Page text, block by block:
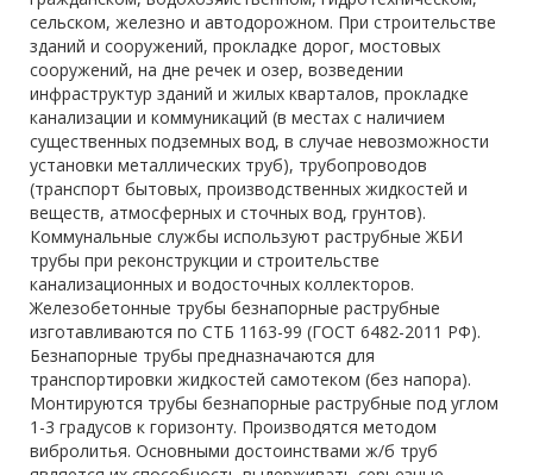
сельском, железно и автодорожном. При строительстве
зданий и сооружений, прокладке дорог, мостовых
сооружений, на дне речек и озер, возведении
инфраструктур зданий и жилых кварталов, прокладке
канализации и коммуникаций (в местах с наличием
существенных подземных вод, в случае невозможности
установки металлических труб), трубопроводов
(транспорт бытовых, производственных жидкостей и
веществ, атмосферных и сточных вод, грунтов).
Коммунальные службы используют раструбные ЖБИ
трубы при реконструкции и строительстве
канализационных и водосточных коллекторов.
Железобетонные трубы безнапорные раструбные
изготавливаются по СТБ 1163-99 (ГОСТ 6482-2011 РФ).
Безнапорные трубы предназначаются для
транспортировки жидкостей самотеком (без напора).
Монтируются трубы безнапорные раструбные под углом
1-3 градусов к горизонту. Производятся методом
вибролитья. Основными достоинствами ж/б труб